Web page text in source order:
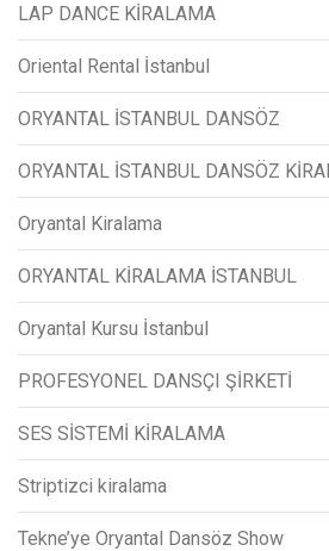
LAP DANCE KİRALAMA
Oriental Rental İstanbul
ORYANTAL İSTANBUL DANSÖZ
ORYANTAL İSTANBUL DANSÖZ
Oryantal Kiralama
ORYANTAL KİRALAMA İSTANBUL
Oryantal Kursu İstanbul
PROFESYONEL DANSÇI ŞİRKETİ
SES SİSTEMİ KİRALAMA
Striptizci kiralama
Tekne’ye Oryantal Dansöz Show